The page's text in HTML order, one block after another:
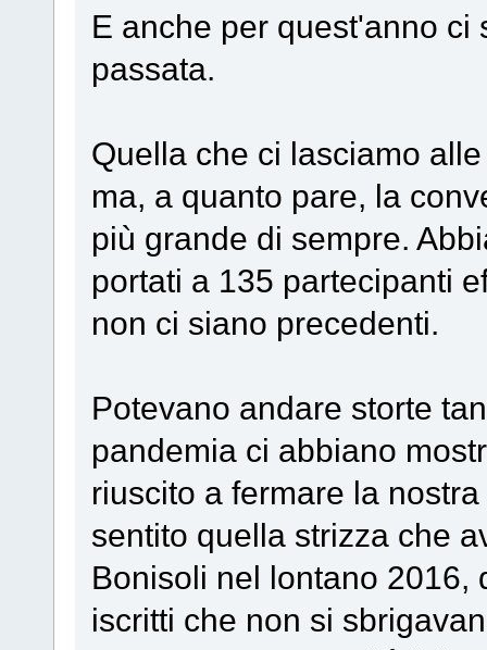
E anche per quest'anno ci
passata.
Quella che ci lasciamo
ma, a quanto pare, la
più grande di sempre.
portati a 135 partecipanti
non ci siano precedenti.
Potevano andare storte
pandemia ci abbiano
riuscito a fermare la
sentito quella strizza che
Bonisoli nel lontano 2016,
iscritti che non si